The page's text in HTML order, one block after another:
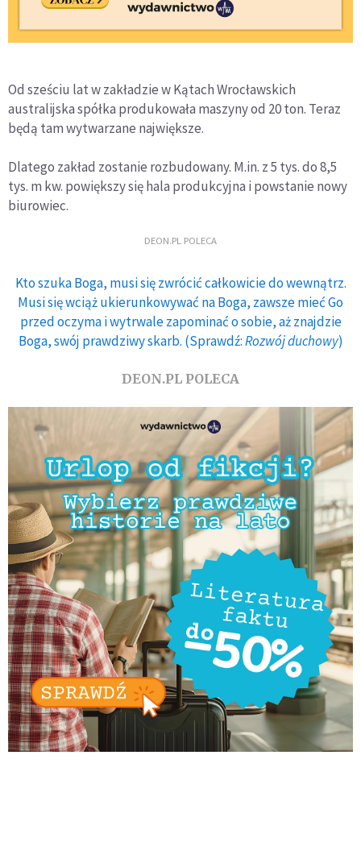
Od sześciu lat w zakładzie w Kątach Wrocławskich
australijska spółka produkowała maszyny od 20 ton. Teraz
będą tam wytwarzane największe.
Dlatego zakład zostanie rozbudowany. M.in. z 5 tys. do 8,5
tys. m kw. powiększy się hala produkcyjna i powstanie nowy
biurowiec.
DEON.PL POLECA
Kto szuka Boga, musi się zwrócić całkowicie do wewnątrz.
Musi się wciąż ukierunkowywać na Boga, zawsze mieć Go
przed oczyma i wytrwale zapominać o sobie, aż znajdzie
Boga, swój prawdziwy skarb. (Sprawdź:Rozwój duchowy)
DEON.PL POLECA